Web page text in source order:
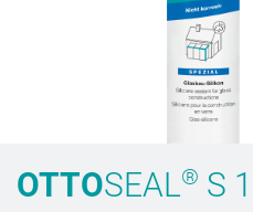
OTTOSEAL® S